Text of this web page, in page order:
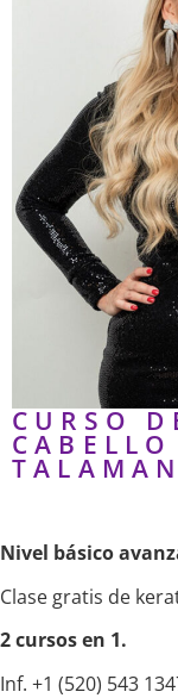
CURSO
Nivel básico
Clase gratis de
2 cursos en 1.
Inf. +1 (520) 543